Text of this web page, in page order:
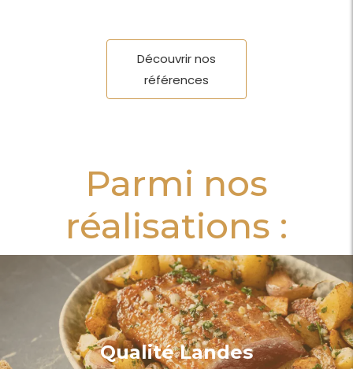
Découvrir nos
références
Parmi nos
réalisations :
Qualité Landes